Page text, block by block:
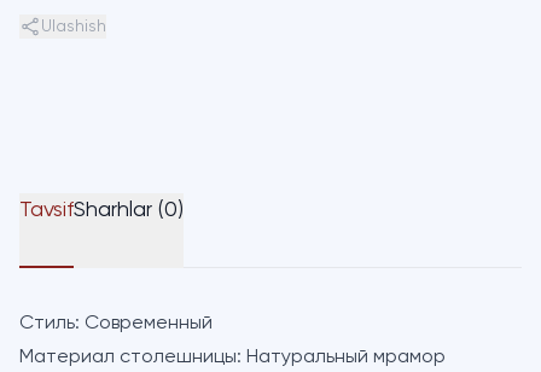
Ulashish
TavsifSharhlar (0)
Стиль: Современный
Материал столешницы: Натуральный мрамор